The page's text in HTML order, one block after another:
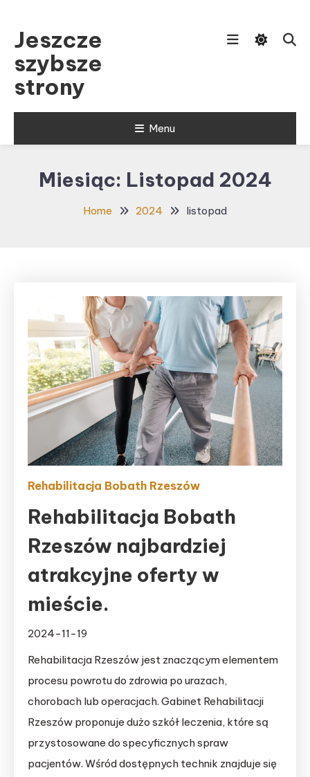
Content
Jeszcze
szybsze
strony
Menu
Miesiąc: Listopad 2024
Home 2024 listopad
Rehabilitacja Bobath Rzeszów
Rehabilitacja Bobath
Rzeszów najbardziej
atrakcyjne oferty w
mieście.
2024-11-19
Rehabilitacja Rzeszów jest znaczącym elementem
procesu powrotu do zdrowia po urazach,
chorobach lub operacjach. Gabinet Rehabilitacji
Rzeszów proponuje dużo szkół leczenia, które są
przystosowane do specyficznych spraw
pacjentów. Wśród dostępnych technik znajduje się